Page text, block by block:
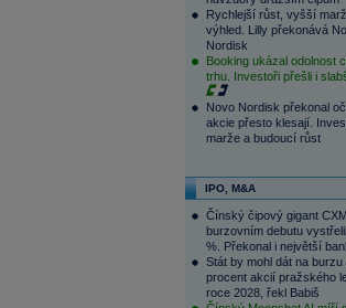
Rychlejší růst, vyšší
výhled. Lilly překonává
Nordisk
Booking ukázal odolnost
trhu. Investoři přešli i
Novo Nordisk překonal
akcie přesto klesají.
marže a budoucí růst
IPO, M&A
Čínský čipový gigant
burzovním debutu
%. Překonal i největší
Stát by mohl dát na burzu
procent akcií pražského
roce 2028, řekl Babiš